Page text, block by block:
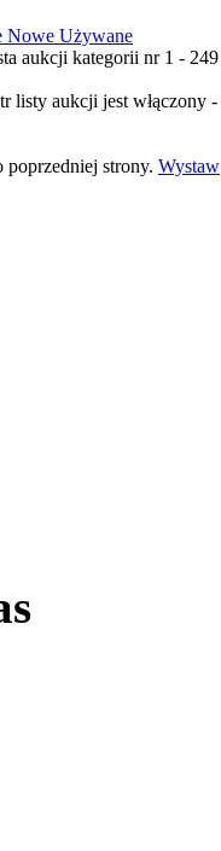
Nowe Używane
aukcji kategorii nr 1 - 249
listy aukcji jest włączony -
poprzedniej strony. Wystaw